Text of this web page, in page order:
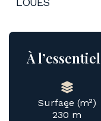
À l’essentiel
230 m
2
Surface (m²)